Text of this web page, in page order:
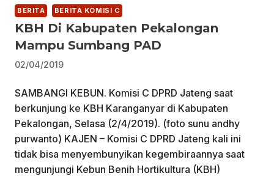
BERITA BERITA KOMISI C
KBH Di Kabupaten Pekalongan
Mampu Sumbang PAD
02/04/2019
SAMBANGI KEBUN. Komisi C DPRD Jateng saat
berkunjung ke KBH Karanganyar di Kabupaten
Pekalongan, Selasa (2/4/2019). (foto sunu andhy
purwanto) KAJEN – Komisi C DPRD Jateng kali ini
tidak bisa menyembunyikan kegembiraannya saat
mengunjungi Kebun Benih Hortikultura (KBH)